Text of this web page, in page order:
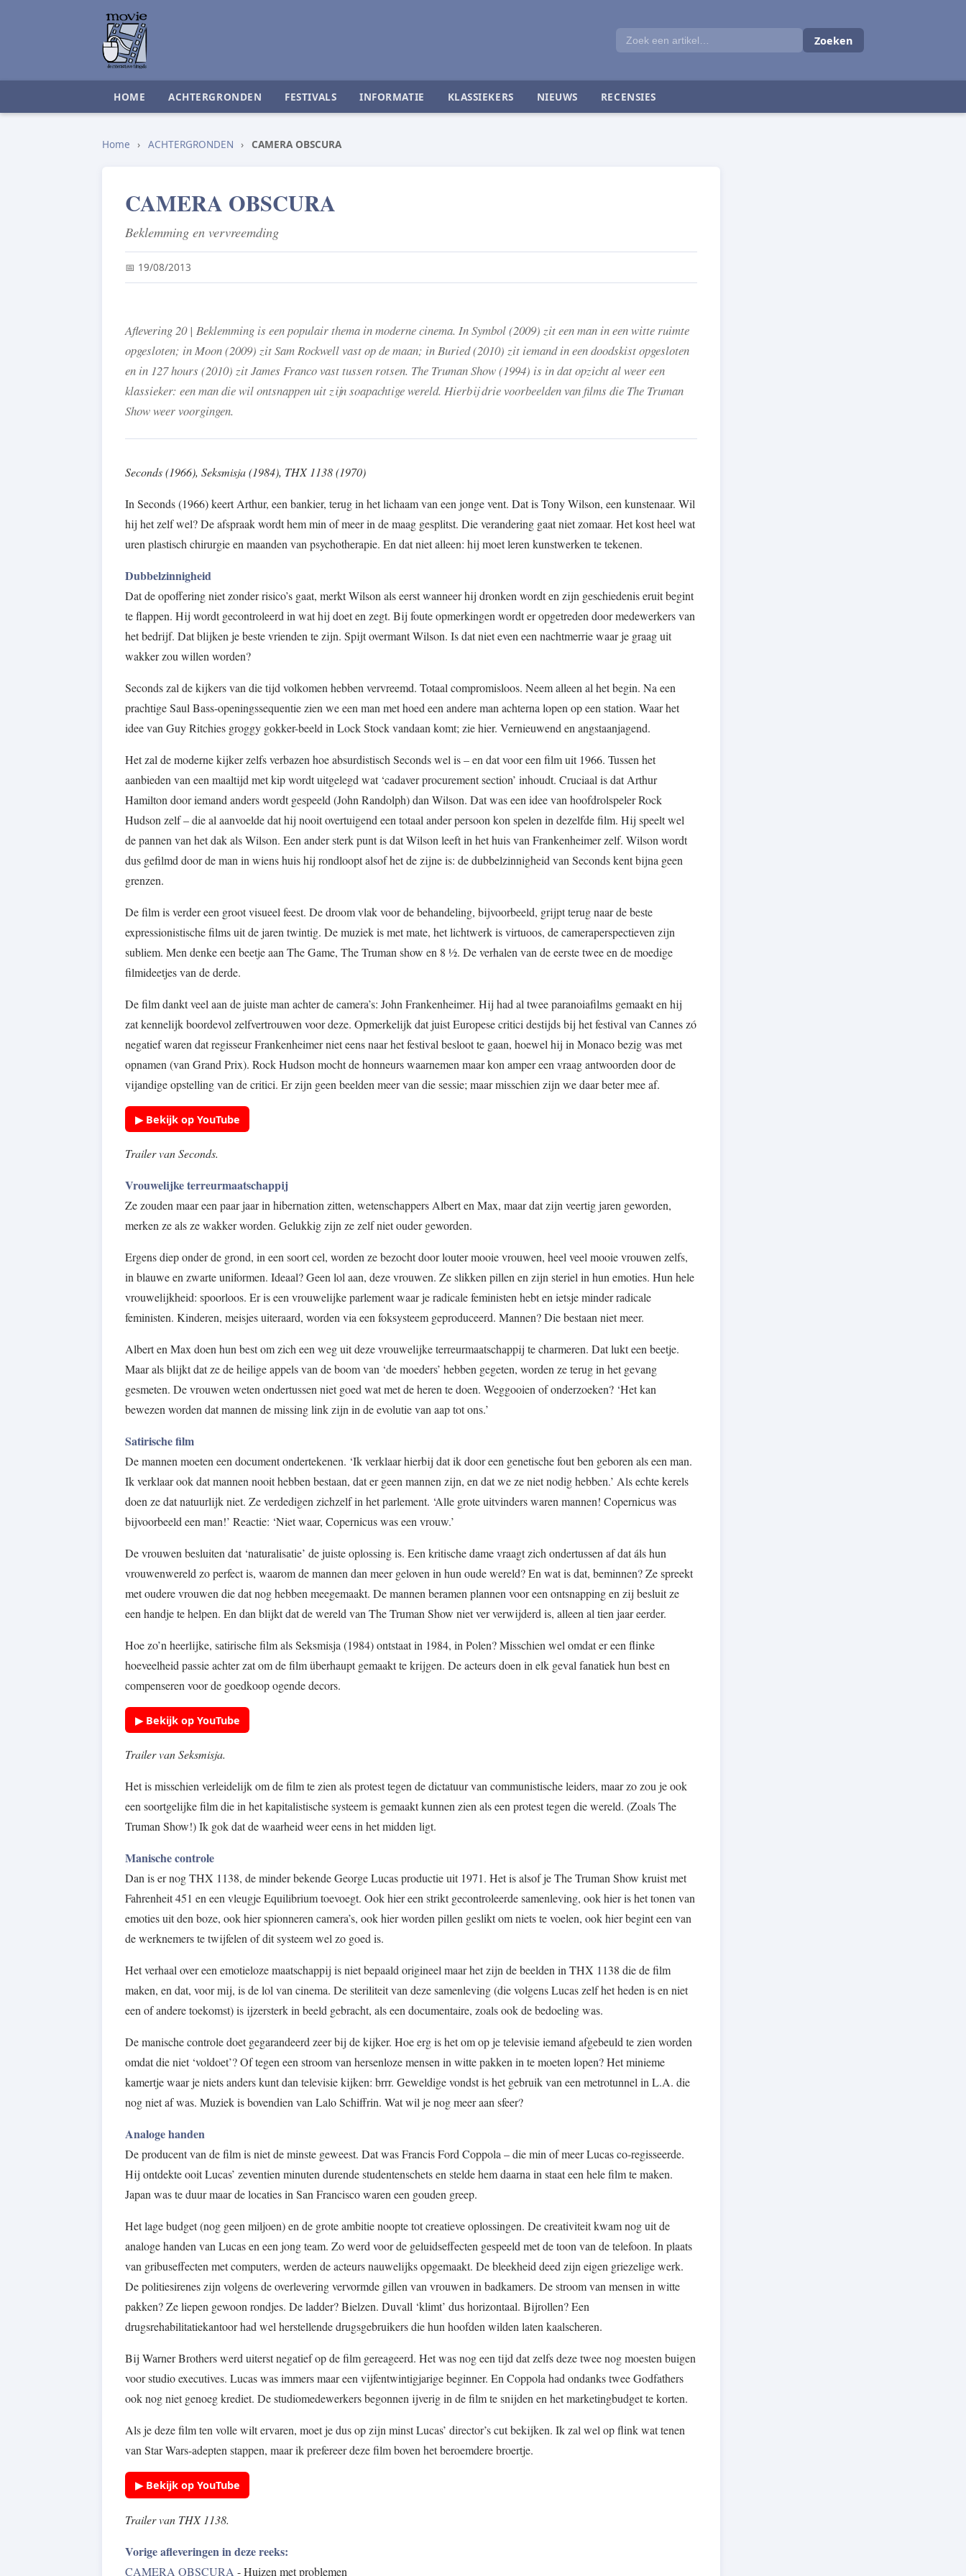
Zoeken
HOME ACHTERGRONDEN FESTIVALS INFORMATIE KLASSIEKERS NIEUWS RECENSIES
Home › ACHTERGRONDEN › CAMERA OBSCURA
CAMERA OBSCURA
Beklemming en vervreemding
📅 19/08/2013
Aflevering 20 | Beklemming is een populair thema in moderne cinema. In Symbol (2009) zit een man in een witte ruimte
opgesloten; in Moon (2009) zit Sam Rockwell vast op de maan; in Buried (2010) zit iemand in een doodskist opgesloten
en in 127 hours (2010) zit James Franco vast tussen rotsen. The Truman Show (1994) is in dat opzicht al weer een
klassieker: een man die wil ontsnappen uit zijn soapachtige wereld. Hierbij drie voorbeelden van films die The Truman
Show weer voorgingen.
Seconds (1966), Seksmisja (1984), THX 1138 (1970)
In Seconds (1966) keert Arthur, een bankier, terug in het lichaam van een jonge vent. Dat is Tony Wilson, een kunstenaar. Wil
hij het zelf wel? De afspraak wordt hem min of meer in de maag gesplitst. Die verandering gaat niet zomaar. Het kost heel wat
uren plastisch chirurgie en maanden van psychotherapie. En dat niet alleen: hij moet leren kunstwerken te tekenen.
Dubbelzinnigheid
Dat de opoffering niet zonder risico’s gaat, merkt Wilson als eerst wanneer hij dronken wordt en zijn geschiedenis eruit begint
te flappen. Hij wordt gecontroleerd in wat hij doet en zegt. Bij foute opmerkingen wordt er opgetreden door medewerkers van
het bedrijf. Dat blijken je beste vrienden te zijn. Spijt overmant Wilson. Is dat niet even een nachtmerrie waar je graag uit
wakker zou willen worden?
Seconds zal de kijkers van die tijd volkomen hebben vervreemd. Totaal compromisloos. Neem alleen al het begin. Na een
prachtige Saul Bass-openingssequentie zien we een man met hoed een andere man achterna lopen op een station. Waar het
idee van Guy Ritchies groggy gokker-beeld in Lock Stock vandaan komt; zie hier. Vernieuwend en angstaanjagend.
Het zal de moderne kijker zelfs verbazen hoe absurdistisch Seconds wel is – en dat voor een film uit 1966. Tussen het
aanbieden van een maaltijd met kip wordt uitgelegd wat ‘cadaver procurement section’ inhoudt. Cruciaal is dat Arthur
Hamilton door iemand anders wordt gespeeld (John Randolph) dan Wilson. Dat was een idee van hoofdrolspeler Rock
Hudson zelf – die al aanvoelde dat hij nooit overtuigend een totaal ander persoon kon spelen in dezelfde film. Hij speelt wel
de pannen van het dak als Wilson. Een ander sterk punt is dat Wilson leeft in het huis van Frankenheimer zelf. Wilson wordt
dus gefilmd door de man in wiens huis hij rondloopt alsof het de zijne is: de dubbelzinnigheid van Seconds kent bijna geen
grenzen.
De film is verder een groot visueel feest. De droom vlak voor de behandeling, bijvoorbeeld, grijpt terug naar de beste
expressionistische films uit de jaren twintig. De muziek is met mate, het lichtwerk is virtuoos, de cameraperspectieven zijn
subliem. Men denke een beetje aan The Game, The Truman show en 8 ½. De verhalen van de eerste twee en de moedige
filmideetjes van de derde.
De film dankt veel aan de juiste man achter de camera’s: John Frankenheimer. Hij had al twee paranoiafilms gemaakt en hij
zat kennelijk boordevol zelfvertrouwen voor deze. Opmerkelijk dat juist Europese critici destijds bij het festival van Cannes zó
negatief waren dat regisseur Frankenheimer niet eens naar het festival besloot te gaan, hoewel hij in Monaco bezig was met
opnamen (van Grand Prix). Rock Hudson mocht de honneurs waarnemen maar kon amper een vraag antwoorden door de
vijandige opstelling van de critici. Er zijn geen beelden meer van die sessie; maar misschien zijn we daar beter mee af.
▶ Bekijk op YouTube
Trailer van Seconds.
Vrouwelijke terreurmaatschappij
Ze zouden maar een paar jaar in hibernation zitten, wetenschappers Albert en Max, maar dat zijn veertig jaren geworden,
merken ze als ze wakker worden. Gelukkig zijn ze zelf niet ouder geworden.
Ergens diep onder de grond, in een soort cel, worden ze bezocht door louter mooie vrouwen, heel veel mooie vrouwen zelfs,
in blauwe en zwarte uniformen. Ideaal? Geen lol aan, deze vrouwen. Ze slikken pillen en zijn steriel in hun emoties. Hun hele
vrouwelijkheid: spoorloos. Er is een vrouwelijke parlement waar je radicale feministen hebt en ietsje minder radicale
feministen. Kinderen, meisjes uiteraard, worden via een foksysteem geproduceerd. Mannen? Die bestaan niet meer.
Albert en Max doen hun best om zich een weg uit deze vrouwelijke terreurmaatschappij te charmeren. Dat lukt een beetje.
Maar als blijkt dat ze de heilige appels van de boom van ‘de moeders’ hebben gegeten, worden ze terug in het gevang
gesmeten. De vrouwen weten ondertussen niet goed wat met de heren te doen. Weggooien of onderzoeken? ‘Het kan
bewezen worden dat mannen de missing link zijn in de evolutie van aap tot ons.’
Satirische film
De mannen moeten een document ondertekenen. ‘Ik verklaar hierbij dat ik door een genetische fout ben geboren als een man.
Ik verklaar ook dat mannen nooit hebben bestaan, dat er geen mannen zijn, en dat we ze niet nodig hebben.’ Als echte kerels
doen ze dat natuurlijk niet. Ze verdedigen zichzelf in het parlement. ‘Alle grote uitvinders waren mannen! Copernicus was
bijvoorbeeld een man!’ Reactie: ‘Niet waar, Copernicus was een vrouw.’
De vrouwen besluiten dat ‘naturalisatie’ de juiste oplossing is. Een kritische dame vraagt zich ondertussen af dat áls hun
vrouwenwereld zo perfect is, waarom de mannen dan meer geloven in hun oude wereld? En wat is dat, beminnen? Ze spreekt
met oudere vrouwen die dat nog hebben meegemaakt. De mannen beramen plannen voor een ontsnapping en zij besluit ze
een handje te helpen. En dan blijkt dat de wereld van The Truman Show niet ver verwijderd is, alleen al tien jaar eerder.
Hoe zo’n heerlijke, satirische film als Seksmisja (1984) ontstaat in 1984, in Polen? Misschien wel omdat er een flinke
hoeveelheid passie achter zat om de film überhaupt gemaakt te krijgen. De acteurs doen in elk geval fanatiek hun best en
compenseren voor de goedkoop ogende decors.
▶ Bekijk op YouTube
Trailer van Seksmisja.
Het is misschien verleidelijk om de film te zien als protest tegen de dictatuur van communistische leiders, maar zo zou je ook
een soortgelijke film die in het kapitalistische systeem is gemaakt kunnen zien als een protest tegen die wereld. (Zoals The
Truman Show!) Ik gok dat de waarheid weer eens in het midden ligt.
Manische controle
Dan is er nog THX 1138, de minder bekende George Lucas productie uit 1971. Het is alsof je The Truman Show kruist met
Fahrenheit 451 en een vleugje Equilibrium toevoegt. Ook hier een strikt gecontroleerde samenleving, ook hier is het tonen van
emoties uit den boze, ook hier spionneren camera’s, ook hier worden pillen geslikt om niets te voelen, ook hier begint een van
de werknemers te twijfelen of dit systeem wel zo goed is.
Het verhaal over een emotieloze maatschappij is niet bepaald origineel maar het zijn de beelden in THX 1138 die de film
maken, en dat, voor mij, is de lol van cinema. De steriliteit van deze samenleving (die volgens Lucas zelf het heden is en niet
een of andere toekomst) is ijzersterk in beeld gebracht, als een documentaire, zoals ook de bedoeling was.
De manische controle doet gegarandeerd zeer bij de kijker. Hoe erg is het om op je televisie iemand afgebeuld te zien worden
omdat die niet ‘voldoet’? Of tegen een stroom van hersenloze mensen in witte pakken in te moeten lopen? Het minieme
kamertje waar je niets anders kunt dan televisie kijken: brrr. Geweldige vondst is het gebruik van een metrotunnel in L.A. die
nog niet af was. Muziek is bovendien van Lalo Schiffrin. Wat wil je nog meer aan sfeer?
Analoge handen
De producent van de film is niet de minste geweest. Dat was Francis Ford Coppola – die min of meer Lucas co-regisseerde.
Hij ontdekte ooit Lucas’ zeventien minuten durende studentenschets en stelde hem daarna in staat een hele film te maken.
Japan was te duur maar de locaties in San Francisco waren een gouden greep.
Het lage budget (nog geen miljoen) en de grote ambitie noopte tot creatieve oplossingen. De creativiteit kwam nog uit de
analoge handen van Lucas en een jong team. Zo werd voor de geluidseffecten gespeeld met de toon van de telefoon. In plaats
van gribuseffecten met computers, werden de acteurs nauwelijks opgemaakt. De bleekheid deed zijn eigen griezelige werk.
De politiesirenes zijn volgens de overlevering vervormde gillen van vrouwen in badkamers. De stroom van mensen in witte
pakken? Ze liepen gewoon rondjes. De ladder? Bielzen. Duvall ‘klimt’ dus horizontaal. Bijrollen? Een
drugsrehabilitatiekantoor had wel herstellende drugsgebruikers die hun hoofden wilden laten kaalscheren.
Bij Warner Brothers werd uiterst negatief op de film gereageerd. Het was nog een tijd dat zelfs deze twee nog moesten buigen
voor studio executives. Lucas was immers maar een vijfentwintigjarige beginner. En Coppola had ondanks twee Godfathers
ook nog niet genoeg krediet. De studiomedewerkers begonnen ijverig in de film te snijden en het marketingbudget te korten.
Als je deze film ten volle wilt ervaren, moet je dus op zijn minst Lucas’ director’s cut bekijken. Ik zal wel op flink wat tenen
van Star Wars-adepten stappen, maar ik prefereer deze film boven het beroemdere broertje.
▶ Bekijk op YouTube
Trailer van THX 1138.
Vorige afleveringen in deze reeks:
CAMERA OBSCURA - Huizen met problemen